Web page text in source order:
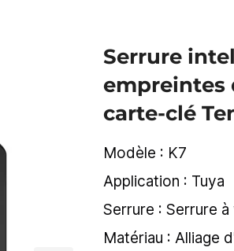
Serrure
empreintes
carte-clé
Modèle : K7
Application : Tuya
Serrure : Serrure
Matériau : Alliage